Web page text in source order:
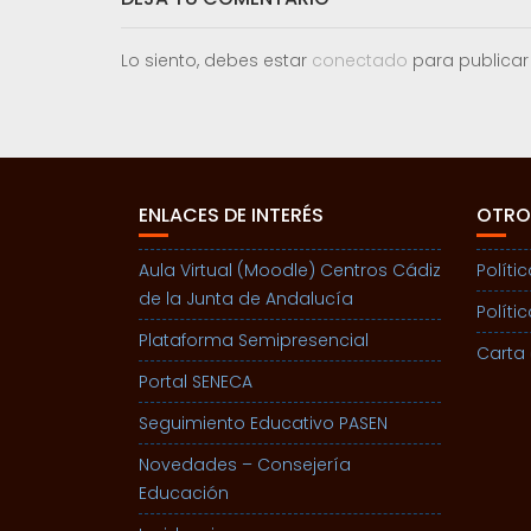
Lo siento, debes estar conectado para
ENLACES DE INTERÉS
Aula Virtual (Moodle) Centros Cádiz
de la Junta de Andalucía
Plataforma Semipresencial
Portal SENECA
Seguimiento Educativo PASEN
Novedades – Consejería
Educación
Carta